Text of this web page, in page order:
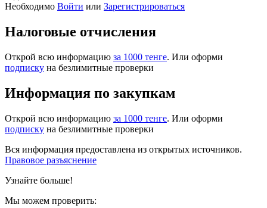
Необходимо Войти или Зарегистрироваться
Налоговые отчисления
Открой всю информацию за 1000 тенге. Или оформи
подписку на безлимитные проверки
Информация по закупкам
Открой всю информацию за 1000 тенге. Или оформи
подписку на безлимитные проверки
Вся информация предоставлена из открытых источников.
Правовое разъяснение
Узнайте больше!
Мы можем проверить: